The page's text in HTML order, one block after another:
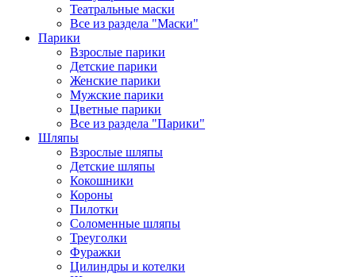
Театральные маски
Все из раздела "Маски"
Парики
Взрослые парики
Детские парики
Женские парики
Мужские парики
Цветные парики
Все из раздела "Парики"
Шляпы
Взрослые шляпы
Детские шляпы
Кокошники
Короны
Пилотки
Соломенные шляпы
Треуголки
Фуражки
Цилиндры и котелки